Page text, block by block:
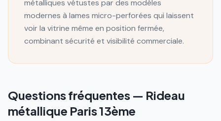
métalliques vétustes par des modèles
modernes à lames micro-perforées qui laissent
voir la vitrine même en position fermée,
combinant sécurité et visibilité commerciale.
Questions fréquentes — Rideau
métallique Paris 13ème